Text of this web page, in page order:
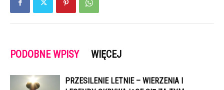
PODOBNE WPISY WIĘCEJ
PRZESILENIE LETNIE – WIERZENIA I